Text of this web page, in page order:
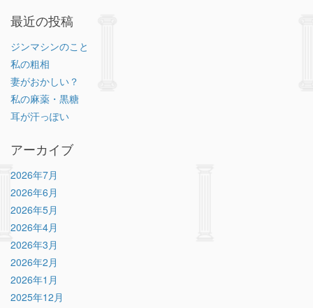
最近の投稿
ジンマシンのこと
私の粗相
妻がおかしい？
私の麻薬・黒糖
耳が汗っぽい
アーカイブ
2026年7月
2026年6月
2026年5月
2026年4月
2026年3月
2026年2月
2026年1月
2025年12月